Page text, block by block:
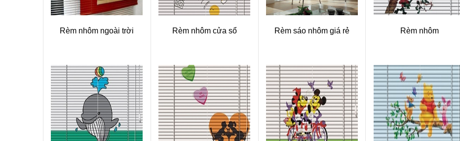
Rèm nhôm ngoài trời Rèm nhôm cửa sổ Rèm sáo nhôm giá rẻ Rèm nhôm